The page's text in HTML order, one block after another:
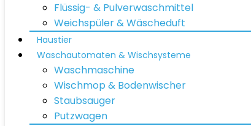
Flüssig- & Pulverwaschmittel
Weichspüler & Wäscheduft
Haustier
Waschautomaten & Wischsysteme
Waschmaschine
Wischmop & Bodenwischer
Staubsauger
Putzwagen